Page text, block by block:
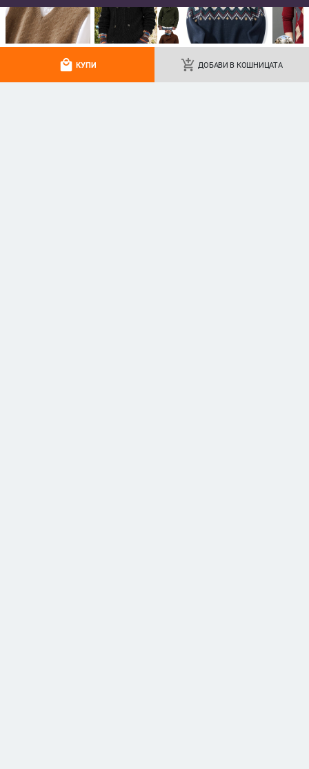
local_mall КУПИ add_shopping_cart ДОБАВИ В КОШНИЦАТА
Мъжка безръкавна плетена
жилетка с каре, стойкова яка,
свободен силует, вълна 91-95%
32.43 €/63.43 лв
add_shopping_cart
Мъжки есенен пуловер с
полувисока яка, прав силует,
дълги ръкави, рибен кант на
подгъва, синтетична смес
45.70 € / 89.38 лв
add_shopping_cart
данните.